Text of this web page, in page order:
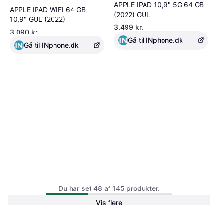
APPLE IPAD WIFI 64 GB
10,9" GUL (2022)
3.090 kr.
Gå til INphone.dk
APPLE IPAD 10,9" 5G 64 GB
(2022) GUL
3.499 kr.
Gå til INphone.dk
APPLE IPAD 10,2" WI-FI 64
GB (2021) SILVER
Du har set 48 af 145 produkter.
Vis flere